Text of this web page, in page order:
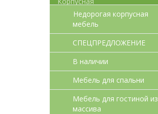
Недорогая корпусная
мебель
СПЕЦПРЕДЛОЖЕНИЕ
В наличии
Мебель для спальни
Мебель для гостиной из
массива